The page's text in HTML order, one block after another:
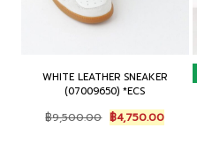
WHITE LEATHER SNEAKER
(07009650) *ECS
฿9,500.00 Original
price
฿4,750.00Current
price